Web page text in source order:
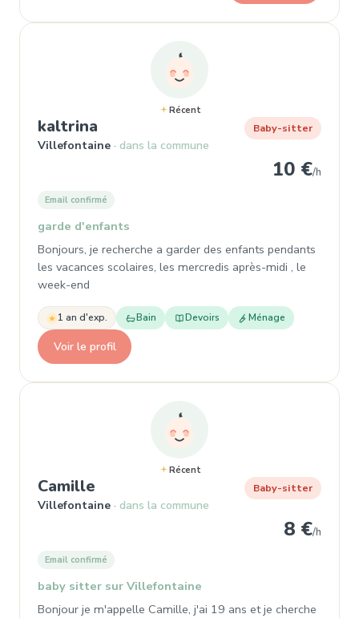
Récent
kaltrina , Baby-sitter à Villefontaine
Villefontaine dans la commune
Baby-sitter
10 €/h
Email confirmé
garde d'enfants
Bonjours, je recherche a garder des enfants pendants
les vacances scolaires, les mercredis après-midi , le
week-end
1 an d'exp. Bain Devoirs Ménage
Voir le profil
Récent
Camille , Baby-sitter à Villefontaine
Villefontaine dans la commune
Baby-sitter
8 €/h
Email confirmé
baby sitter sur Villefontaine
Bonjour je m'appelle Camille, j'ai 19 ans et je cherche